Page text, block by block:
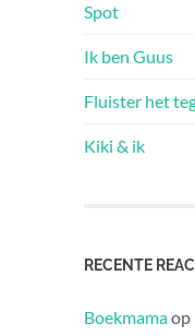
Spot
Ik ben Guus
Fluister het
Kiki & ik
RECENTE
Boekmamaop